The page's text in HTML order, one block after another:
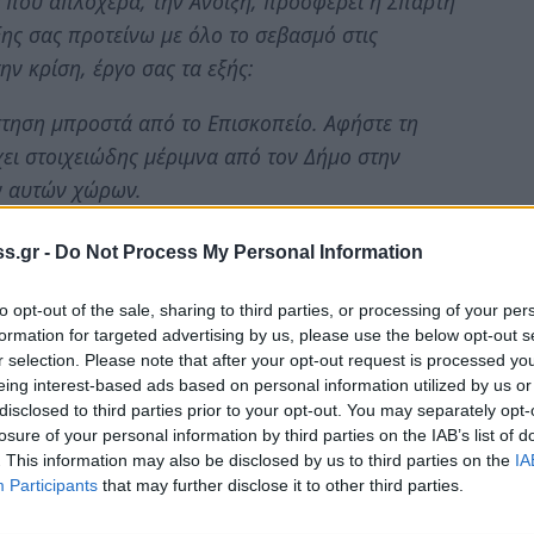
- Do Not Process My Personal Information
opt-out of the sale, sharing to third parties, or processing of your
for targeted advertising by us, please use the below opt-out
selection. Please note that after your opt-out request is processed
interest-based ads based on personal information utilized by us
to third parties prior to your opt-out. You may separately
of your personal information by third parties on the IAB’s list of
This information may also be disclosed by us to third parties on the
Participants that may further disclose it to other third parties.
σας προτείνω με όλο το σεβασμό στις
κρίση, έργο σας τα εξής:
μπροστά από το Επισκοπείο. Αφήστε τη
στοιχειώδης μέριμνα από τον Δήμο στην
αυτών χώρων.
που έχουν μετατρέψει τις, νυφούλες
σε νάνους ακόμη και σε καυσόξυλα,
πλείστες των περιπτώσεων – ταμπέλα της
τα ζείτε…
στα όργανα της Παιδικής Χαράς Σπάρτης
του είδους όταν δημιουργήθηκε (πριν
που να υπενθυμίζει.
πράγματα, που χωρίς κόστος αλλά με μεράκι